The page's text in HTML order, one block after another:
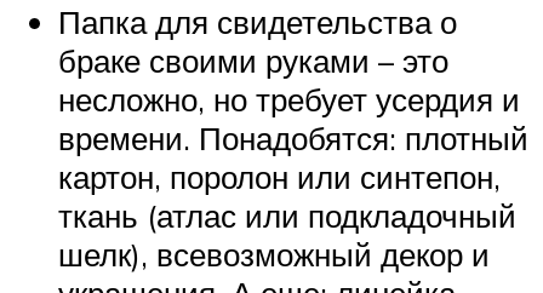
Папка для свидетельства о
браке своими руками – это
несложно, но требует усердия и
времени. Понадобятся: плотный
картон, поролон или синтепон,
ткань (атлас или подкладочный
шелк), всевозможный декор и